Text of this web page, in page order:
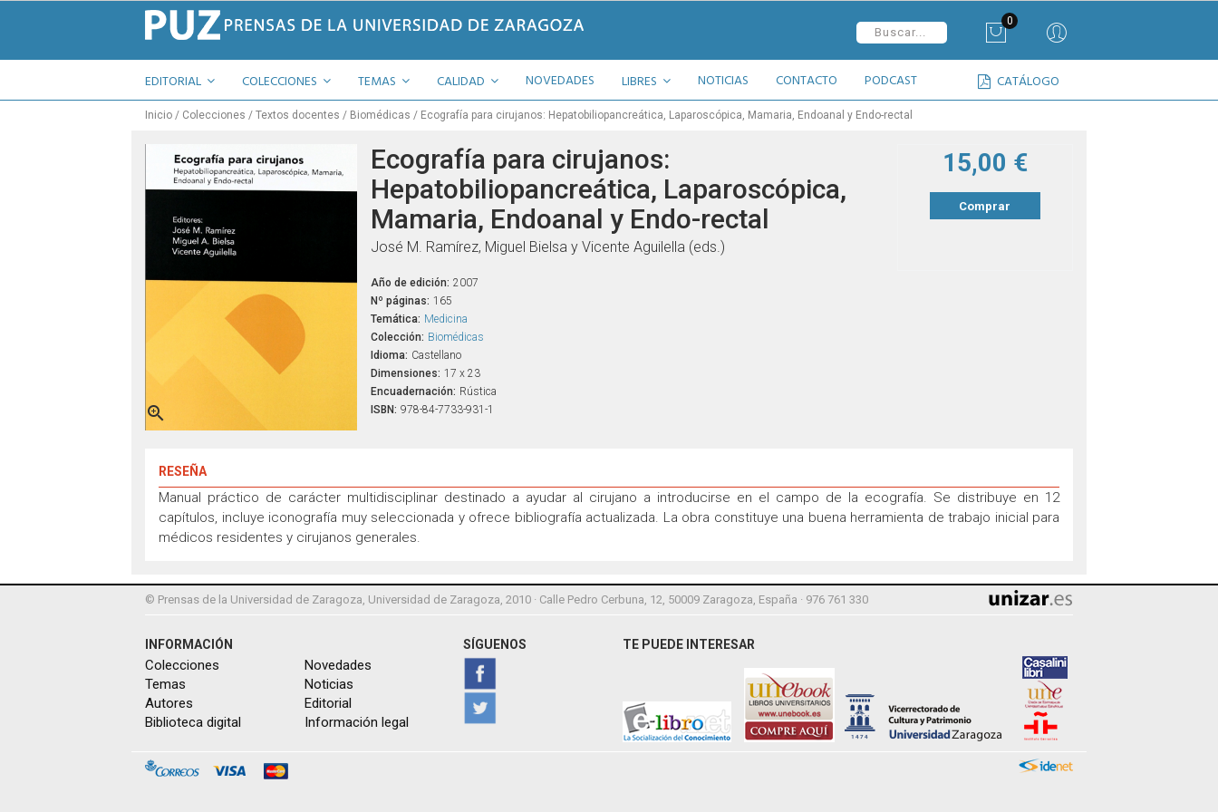
0
EDITORIAL COLECCIONES TEMAS CATÁLOGO
CALIDAD NOVEDADES LIBRES NOTICIAS CONTACTO PODCAST
Inicio Colecciones Textos docentes Biomédicas Ecografía para cirujanos: Hepatobiliopancreática, Laparoscópica, Mamaria, Endoanal y Endo-rectal

Ecografía para cirujanos:
Hepatobiliopancreática, Laparoscópica,
Mamaria, Endoanal y Endo-rectal
José M. Ramírez, Miguel Bielsa y Vicente Aguilella (eds.)
Año de edición: 2007
Nº páginas: 165
Temática: Medicina
Colección: Biomédicas
Idioma: Castellano
Dimensiones: 17 x 23
Encuadernación: Rústica
ISBN: 978-84-7733-931-1
15,00 €
Comprar
RESEÑA
Manual práctico de carácter multidisciplinar destinado a ayudar al cirujano a introducirse en el campo de la ecografía. Se distribuye en 12
capítulos, incluye iconografía muy seleccionada y ofrece bibliografía actualizada. La obra constituye una buena herramienta de trabajo inicial para
médicos residentes y cirujanos generales.
© Prensas de la Universidad de Zaragoza, Universidad de Zaragoza, 2010 · Calle Pedro Cerbuna, 12, 50009 Zaragoza, España · 976 761 330
INFORMACIÓN
Colecciones
Temas
Autores
Biblioteca digital
Novedades
Noticias
Editorial
Información legal
SÍGUENOS TE PUEDE INTERESAR